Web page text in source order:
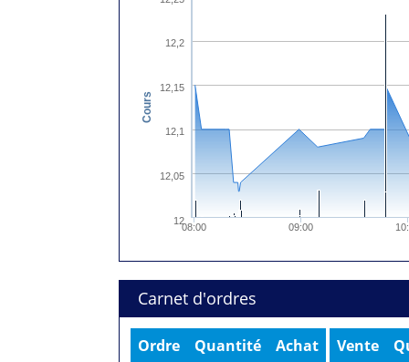
Cours
08:00 09:00
12
12,05
12,1
12,15
12,2
Carnet d'ordres
Ordre Quantité Achat Vente